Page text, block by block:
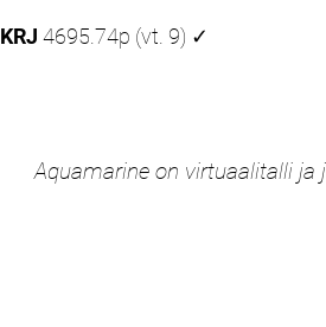
KRJ 4695.74p (vt. 9) ✓
Aquamarine on virtuaalitalli ja